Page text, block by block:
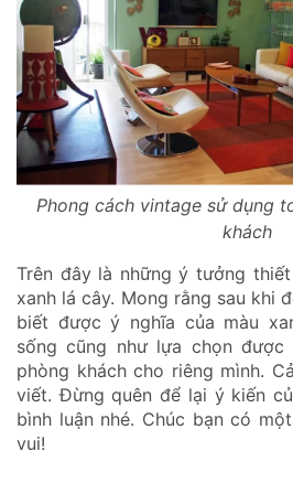
Phong cách vintage sử dụng
khách
Trên đây là những ý tưởng
xanh lá cây. Mong rằng sau khi
biết được ý nghĩa của màu
sống cũng như lựa chọn
phòng khách cho riêng mình.
viết. Đừng quên để lại ý kiến
bình luận nhé. Chúc bạn có
vui!